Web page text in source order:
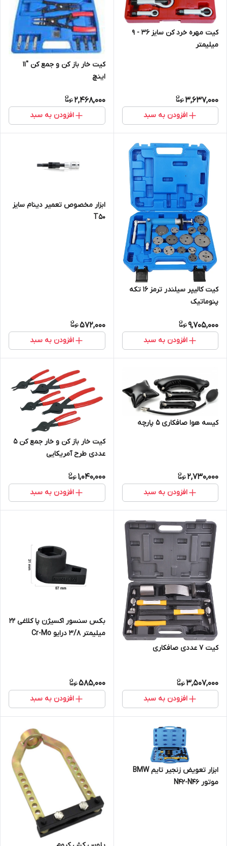
کیت مهره خرد کن سایز 36 - 9
میلیمتر
3,637,000
افزودن به سبد
کیت خار باز کن و جمع کن ''11
اینچ
2,468,000
افزودن به سبد
کیت کالیپر سیلندر ترمز 16 تکه
پنوماتیک
9,705,000
افزودن به سبد
ابزار مخصوص تعمیر دینام سایز
T50
572,000
افزودن به سبد
کیسه هوا صافکاری 5 پارچه
2,730,000
افزودن به سبد
کیت خار باز کن و خار جمع کن 5
عددی طرح آمریکایی
1,040,000
افزودن به سبد
کیت 7 عددی صافکاری
3,507,000
افزودن به سبد
بکس سنسور اکسیژن پا کلاغی 22
میلیمتر 3/8 درایو Cr-Mo
585,000
افزودن به سبد
ابزار تعویض زنجیر تایم BMW
موتور N42-N46